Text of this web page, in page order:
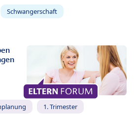
Schwangerschaft
1. Trimester